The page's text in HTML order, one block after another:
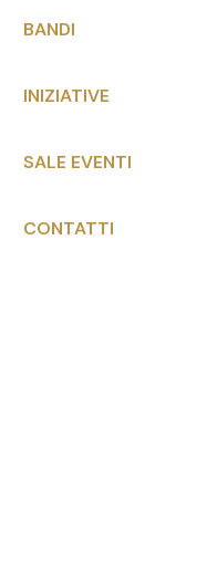
BANDI
INIZIATIVE
SALE EVENTI
CONTATTI